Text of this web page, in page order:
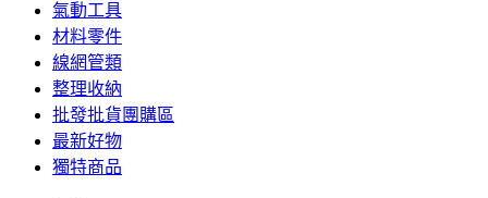
氣動工具
材料零件
線網管類
整理收納
批發批貨團購區
最新好物
獨特商品